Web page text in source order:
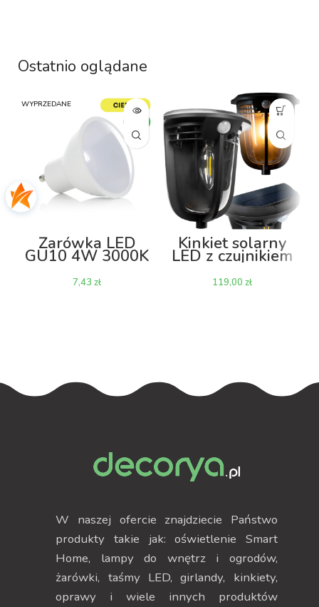
Ostatnio oglądane
WYPRZEDANE
Żarówka LED
GU10 4W 3000K
zł
Kinkiet solarny
LED z czujnikiem
ruchu i
zmierzchu
zł
W naszej ofercie znajdziecie Państwo
produkty takie jak: oświetlenie Smart
Home, lampy do wnętrz i ogrodów,
żarówki, taśmy LED, girlandy, kinkiety,
oprawy i wiele innych produktów